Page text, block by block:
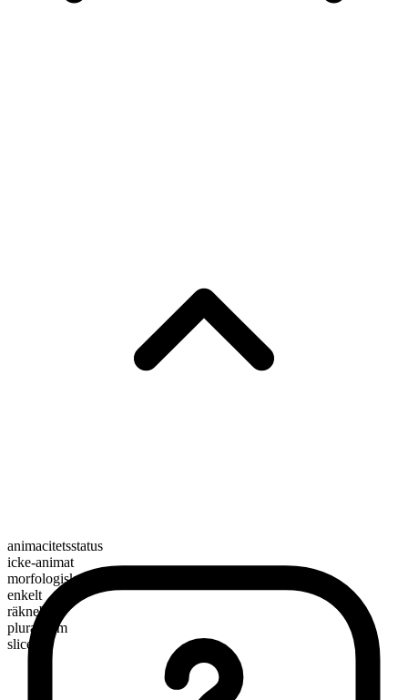
animacitetsstatus
icke-animat
morfologisk sammansättning
enkelt
räknebart
pluralform
slices